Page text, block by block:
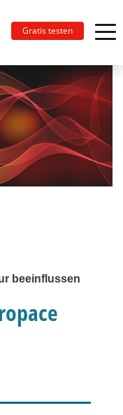
Gratis testen
beeinflussen